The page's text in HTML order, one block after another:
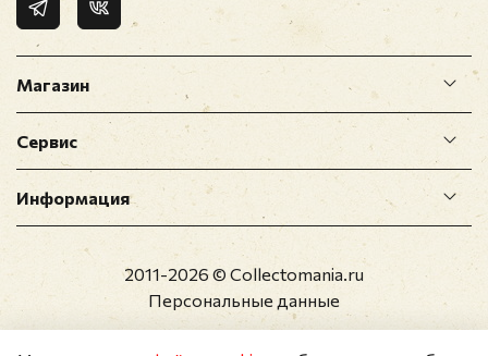
Магазин
Сервис
Информация
2011-2026 © Collectomania.ru
Персональные данные